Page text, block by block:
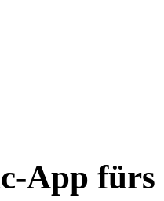
App fürs